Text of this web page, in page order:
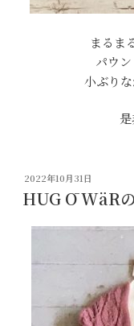
まるま
パウン
小ぶりな
投
稿
日:
2022年10月31日
HUG Ō WäR